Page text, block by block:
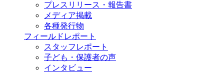
プレスリリース・報告書
メディア掲載
各種発行物
フィールドレポート
スタッフレポート
子ども・保護者の声
インタビュー